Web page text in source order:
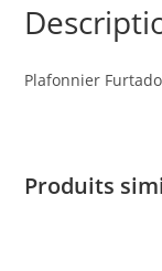
Plafonnier Furtado
Produits